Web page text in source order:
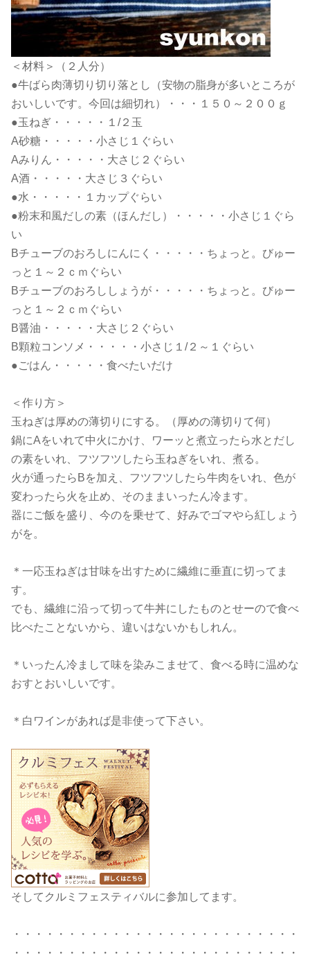
＜材料＞（２人分）
●牛ばら肉薄切り切り落とし（安物の脂身が多いところが
おいしいです。今回は細切れ）・・・１５０～２００ｇ
●玉ねぎ・・・・・１/２玉
A砂糖・・・・・小さじ１ぐらい
Aみりん・・・・・大さじ２ぐらい
A酒・・・・・大さじ３ぐらい
●水・・・・・１カップぐらい
●粉末和風だしの素（ほんだし）・・・・・小さじ１ぐら
い
Bチューブのおろしにんにく・・・・・ちょっと。びゅー
っと１～２ｃｍぐらい
Bチューブのおろししょうが・・・・・ちょっと。びゅー
っと１～２ｃｍぐらい
B醤油・・・・・大さじ２ぐらい
B顆粒コンソメ・・・・・小さじ１/２～１ぐらい
●ごはん・・・・・食べたいだけ
＜作り方＞
玉ねぎは厚めの薄切りにする。（厚めの薄切りて何）
鍋にAをいれて中火にかけ、ワーッと煮立ったら水とだし
の素をいれ、フツフツしたら玉ねぎをいれ、煮る。
火が通ったらBを加え、フツフツしたら牛肉をいれ、色が
変わったら火を止め、そのままいったん冷ます。
器にご飯を盛り、今のを乗せて、好みでゴマやら紅しょう
がを。
＊一応玉ねぎは甘味を出すために繊維に垂直に切ってま
す。
でも、繊維に沿って切って牛丼にしたものとせーので食べ
比べたことないから、違いはないかもしれん。
＊いったん冷まして味を染みこませて、食べる時に温めな
おすとおいしいです。
＊白ワインがあれば是非使って下さい。
そしてクルミフェスティバルに参加してます。
・・・・・・・・・・・・・・・・・・・・・・・・・・
・・・・・・・・・・・・・・・・・・・・・・・・・・